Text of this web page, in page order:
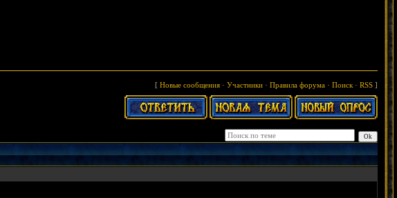
[ Новые сообщения · Участники · Правила форума · Поиск · RSS ]